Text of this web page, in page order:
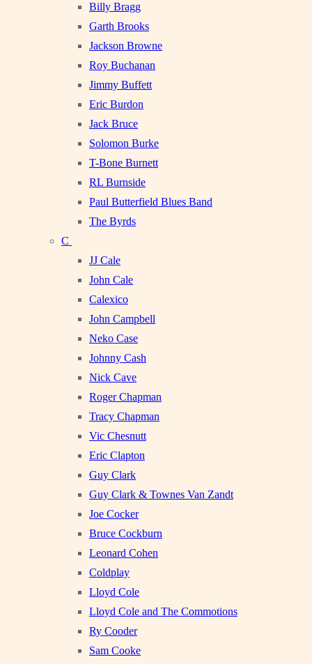
Billy Bragg
Garth Brooks
Jackson Browne
Roy Buchanan
Jimmy Buffett
Eric Burdon
Jack Bruce
Solomon Burke
T-Bone Burnett
RL Burnside
Paul Butterfield Blues Band
The Byrds
C
JJ Cale
John Cale
Calexico
John Campbell
Neko Case
Johnny Cash
Nick Cave
Roger Chapman
Tracy Chapman
Vic Chesnutt
Eric Clapton
Guy Clark
Guy Clark & Townes Van Zandt
Joe Cocker
Bruce Cockburn
Leonard Cohen
Coldplay
Lloyd Cole
Lloyd Cole and The Commotions
Ry Cooder
Sam Cooke